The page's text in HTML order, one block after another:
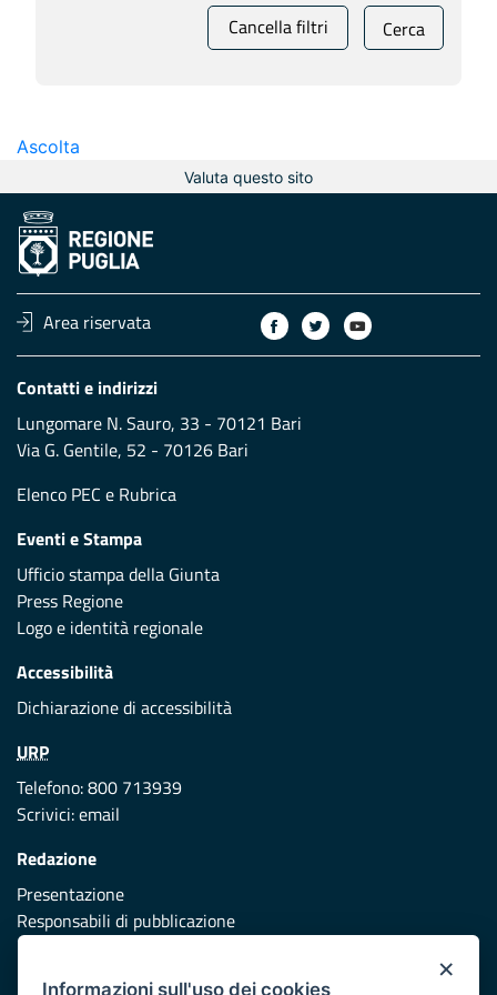
Cancella filtri Cerca
Ascolta
Valuta questo sito
Area riservata
Contatti e indirizzi
Lungomare N. Sauro, 33 - 70121 Bari
Via G. Gentile, 52 - 70126 Bari
Elenco PEC e Rubrica
Eventi e Stampa
Ufficio stampa della Giunta
Press Regione
Logo e identità regionale
Accessibilità
Dichiarazione di accessibilità
URP
Telefono: 800 713939
Scrivici:email
Redazione
Presentazione
Responsabili di pubblicazione
×
Informazioni sull'uso dei cookies